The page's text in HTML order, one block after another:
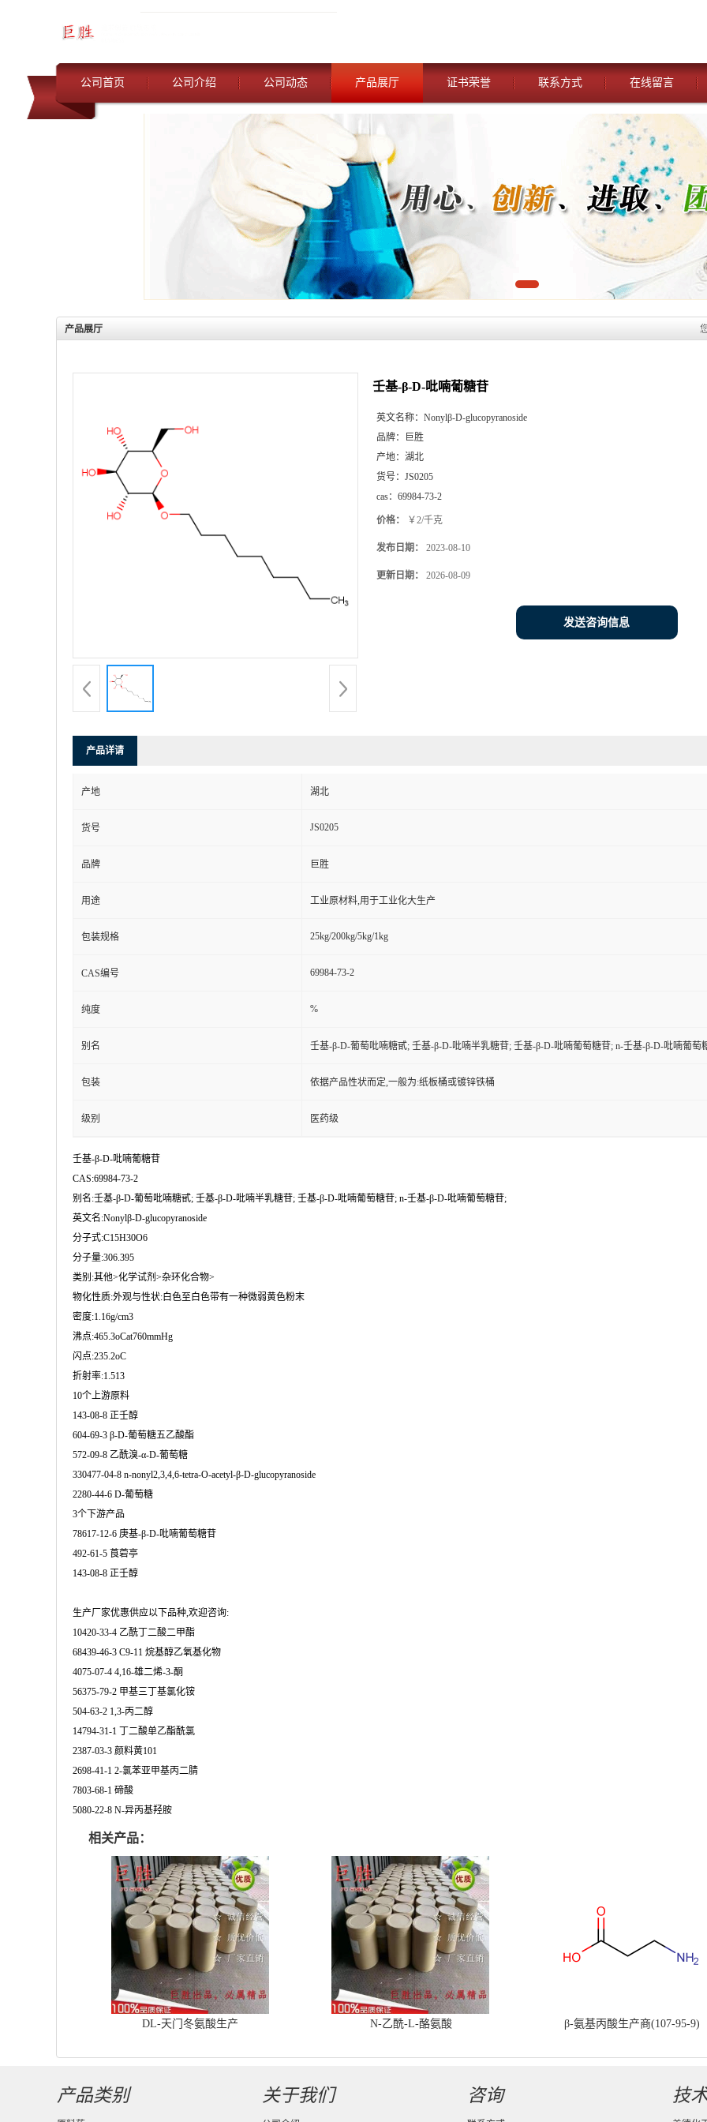
公司首页 公司介绍 公司动态 产品展厅 证书荣誉 联系方式 在线留言
产品展厅
壬基-β-D-吡喃葡糖苷
英文名称： Nonylβ-D-glucopyranoside
品牌：
巨胜
产地： 湖北
货号： JS0205
cas： 69984-73-2
价格： ￥2/千克
发布日期： 2023-08-10
更新日期： 2026-08-09
发送咨询信息
产品详请
产地 湖北
货号 JS0205
品牌 巨胜
用途 工业原材料,用于工业化大生产
包装规格 25kg/200kg/5kg/1kg
CAS编号 69984-73-2
纯度 %
别名 壬基-β-D-葡萄吡喃糖甙; 壬基-β-D-吡喃半乳糖苷; 壬基-β-D-吡喃葡萄糖苷; n-壬基-β-D-吡喃葡萄
包装 依据产品性状而定,一般为:纸板桶或镀锌铁桶
级别 医药级
壬基-β-D-吡喃葡糖苷
CAS:69984-73-2
别名:壬基-β-D-葡萄吡喃糖甙; 壬基-β-D-吡喃半乳糖苷; 壬基-β-D-吡喃葡萄糖苷; n-壬基-β-D-吡喃葡萄糖苷;
英文名:Nonylβ-D-glucopyranoside
分子式:C15H30O6
分子量:306.395
类别:其他>化学试剂>杂环化合物>
物化性质:外观与性状:白色至白色带有一种微弱黄色粉末
密度:1.16g/cm3
沸点:465.3oCat760mmHg
闪点:235.2oC
折射率:1.513
10个上游原料
143-08-8 正壬醇
604-69-3 β-D-葡萄糖五乙酸酯
572-09-8 乙酰溴-α-D-葡萄糖
330477-04-8 n-nonyl2,3,4,6-tetra-O-acetyl-β-D-glucopyranoside
2280-44-6 D-葡萄糖
3个下游产品
78617-12-6 庚基-β-D-吡喃葡萄糖苷
492-61-5 莨菪亭
143-08-8 正壬醇
生产厂家优惠供应以下品种,欢迎咨询:
10420-33-4 乙酰丁二酸二甲酯
68439-46-3 C9-11 烷基醇乙氧基化物
4075-07-4 4,16-雄二烯-3-酮
56375-79-2 甲基三丁基氯化铵
504-63-2 1,3-丙二醇
14794-31-1 丁二酸单乙酯酰氯
2387-03-3 颜料黄101
2698-41-1 2-氯苯亚甲基丙二腈
7803-68-1 碲酸
5080-22-8 N-异丙基羟胺
相关产品：
DL-天门冬氨酸生产 N-乙酰-L-酪氨酸 β-氨基丙酸生产商(107-95-9)
产品类别 关于我们 咨询 技